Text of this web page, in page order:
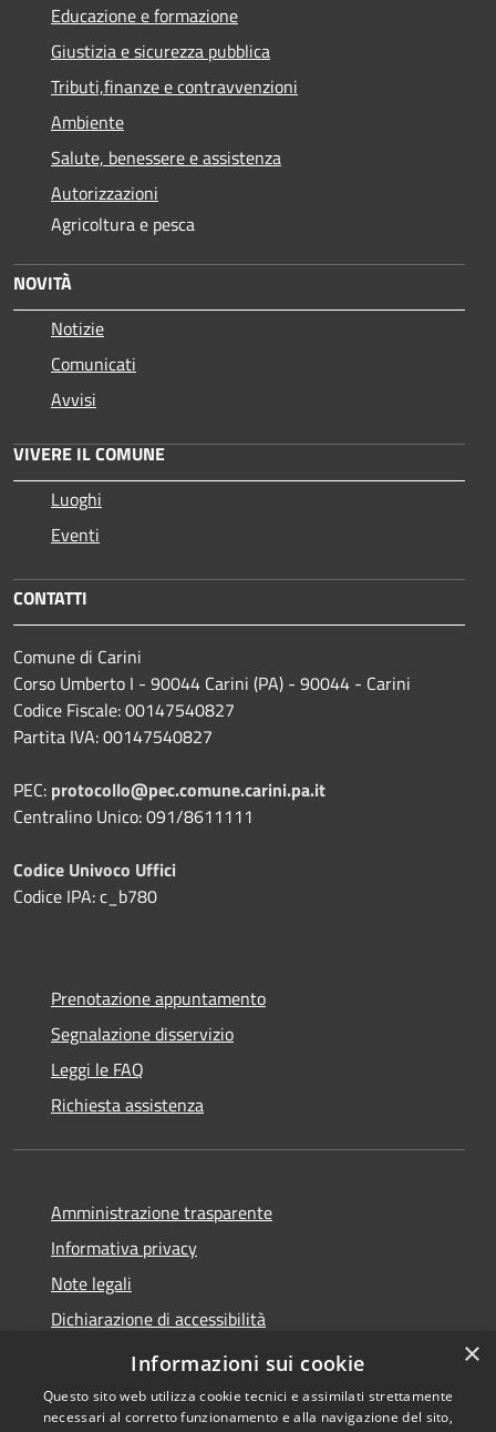
Educazione e formazione
Giustizia e sicurezza pubblica
Tributi,finanze e contravvenzioni
Ambiente
Salute, benessere e assistenza
Autorizzazioni
Agricoltura e pesca
NOVITÀ
Notizie
Comunicati
Avvisi
VIVERE IL COMUNE
Luoghi
Eventi
CONTATTI
Comune di Carini
Corso Umberto I - 90044 Carini (PA) - 90044 - Carini
Codice Fiscale: 00147540827
Partita IVA: 00147540827
PEC: protocollo@pec.comune.carini.pa.it
Centralino Unico: 091/8611111
Codice Univoco Uffici
Codice IPA: c_b780
Prenotazione appuntamento
Segnalazione disservizio
Leggi le FAQ
Richiesta assistenza
Amministrazione trasparente
Informativa privacy
Note legali
Dichiarazione di accessibilità
Privacy e protezione dei dati
×
Informazioni sui cookie
Questo sito web utilizza cookie tecnici e assimilati strettamente
necessari al corretto funzionamento e alla navigazione del sito,